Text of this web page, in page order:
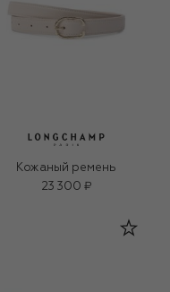
Кожаный ремень
23 300 ₽